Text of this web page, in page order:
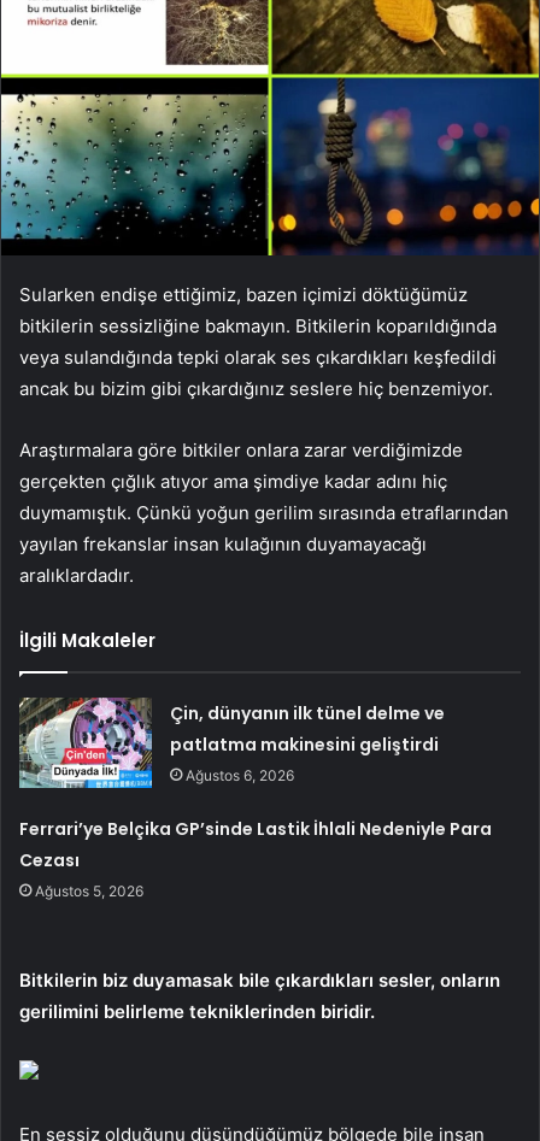
Sularken endişe ettiğimiz, bazen içimizi döktüğümüz
bitkilerin sessizliğine bakmayın. Bitkilerin koparıldığında
veya sulandığında tepki olarak ses çıkardıkları keşfedildi
ancak bu bizim gibi çıkardığınız seslere hiç benzemiyor.
Araştırmalara göre bitkiler onlara zarar verdiğimizde
gerçekten çığlık atıyor ama şimdiye kadar adını hiç
duymamıştık. Çünkü yoğun gerilim sırasında etraflarından
yayılan frekanslar insan kulağının duyamayacağı
aralıklardadır.
İlgili Makaleler
Çin, dünyanın ilk tünel delme ve
patlatma makinesini geliştirdi
Ağustos 6, 2026
Ferrari’ye Belçika GP’sinde Lastik İhlali Nedeniyle Para
Cezası
Ağustos 5, 2026
Bitkilerin biz duyamasak bile çıkardıkları sesler, onların
gerilimini belirleme tekniklerinden biridir.
En sessiz olduğunu düşündüğümüz bölgede bile insan